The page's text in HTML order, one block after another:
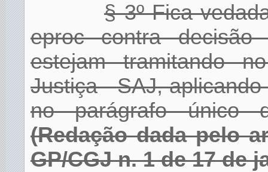
§ 3º Fica
eproc contra
estejam tramitando
Justiça - SAJ,
no parágrafo único
(Redação dada pelo
GP/CGJ n. 1 de 17 de